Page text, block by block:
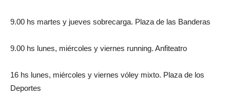
9.00 hs martes y jueves sobrecarga. Plaza de las Banderas
9.00 hs lunes, miércoles y viernes running. Anfiteatro
16 hs lunes, miércoles y viernes vóley mixto. Plaza de los
Deportes